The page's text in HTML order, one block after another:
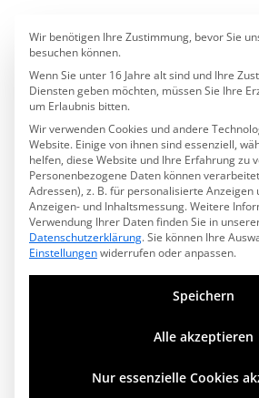
drums
Drums from „Down Under“….
Wir benötigen Ihre Zustimmung, bevor Sie
besuchen können.
Wenn Sie unter 16 Jahre alt sind und Ihre
Diensten geben möchten, müssen Sie Ihre
um Erlaubnis bitten.
Wir verwenden Cookies und andere
Website. Einige von ihnen sind essenziell,
helfen, diese Website und Ihre Erfahrung zu
Personenbezogene Daten können
Adressen), z. B. für personalisierte Anzeigen
Anzeigen- und Inhaltsmessung.Weitere
Verwendung Ihrer Daten finden Sie in
Datenschutzerklärung.Sie können Ihre
Einstellungenwiderrufen oder anpassen.
Speichern
Alle akzeptieren
Nur essenzielle Cookies